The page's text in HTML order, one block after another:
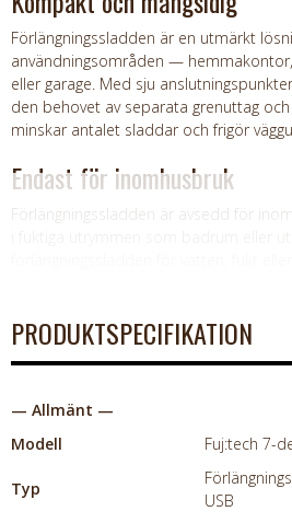
Förlängningssladden är en utmärkt
användningsområden —
eller garage. Med sju
den behovet av separata grenuttag
minskar antalet sladdar och frigör
Endast för inomhusbruk
Förlängningssladden är avsedd för
förlängningssladden för vatten, fukt
PRODUKTSPECIFIKATION
— Allmänt —
Modell
Fuj:tech 7-
Typ
USB